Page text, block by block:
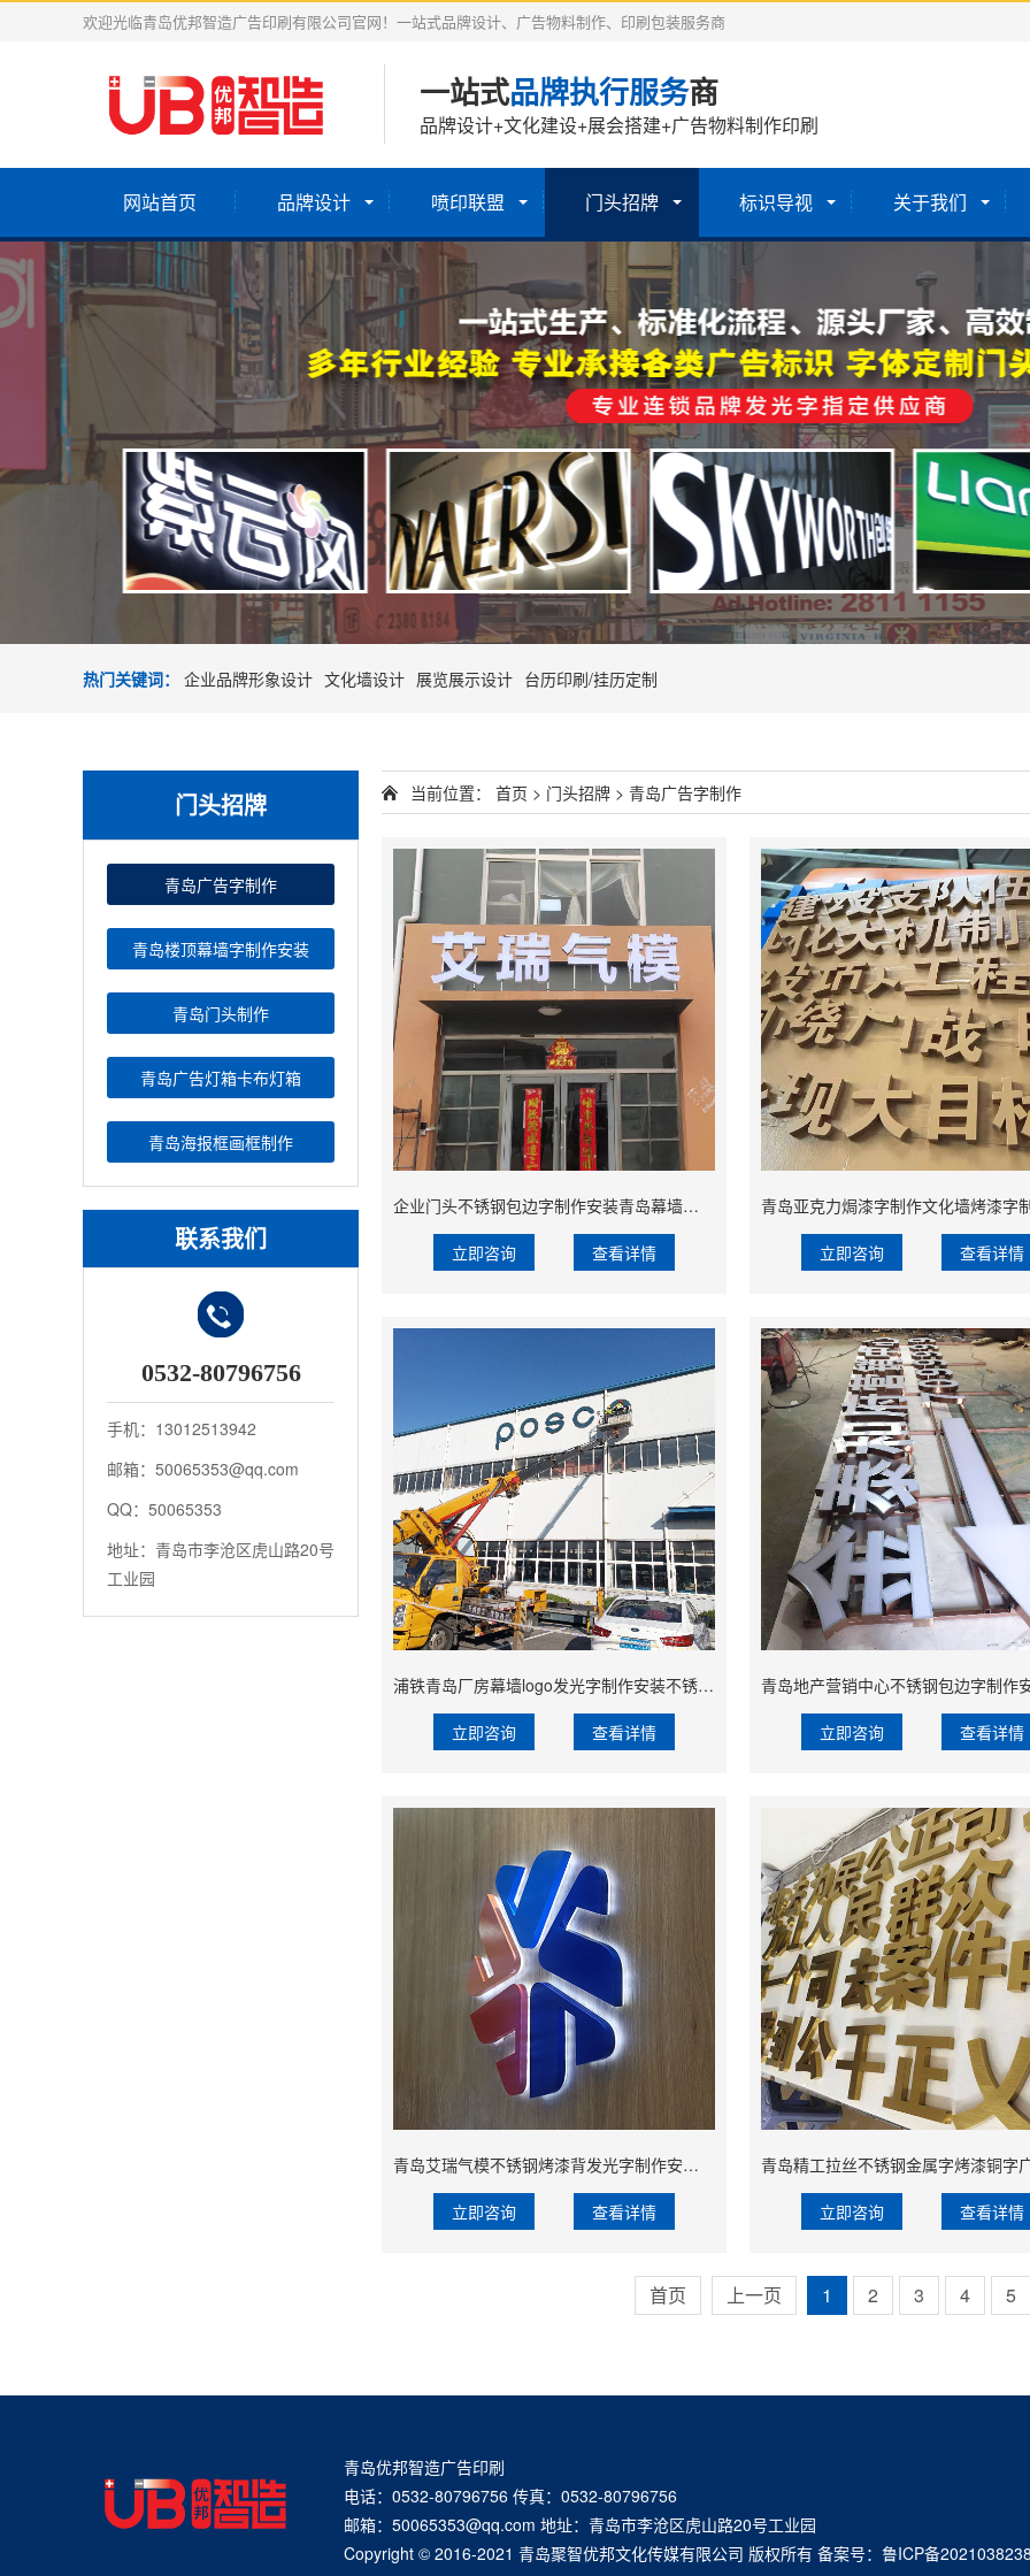
欢迎光临青岛优邦智造广告印刷有限公司官网！一站式品牌设计、广告物料制作、印刷包装服务商
一站式品牌执行服务商
品牌设计+文化建设+展会搭建+广告物料制作印刷
网站首页 品牌设计 喷印联盟 门头招牌 标识导视 关于我们
热门关键词： 企业品牌形象设计 文化墙设计 展览展示设计 台历印刷/挂历定制
门头招牌
青岛广告字制作
青岛楼顶幕墙字制作安装
青岛门头制作
青岛广告灯箱卡布灯箱
青岛海报框画框制作
联系我们
0532-80796756
手机：13012513942
邮箱：50065353@qq.com
QQ：50065353
地址：青岛市李沧区虎山路20号
工业园
当前位置： 首页 > 门头招牌 > 青岛广告字制作
企业门头不锈钢包边字制作安装青岛幕墙发光字制作安装
立即咨询 查看详情 立即咨询 查看详情
浦铁青岛厂房幕墙logo发光字制作安装不锈钢烤漆飞利浦发光边带
立即咨询 查看详情 立即咨询 查看详情
青岛艾瑞气模不锈钢烤漆背发光字制作安装形象墙logo制作
立即咨询 查看详情 立即咨询 查看详情
首页 上一页 1 2 3 4 5
青岛优邦智造广告印刷
电话：0532-80796756 传真：0532-80796756
邮箱：50065353@qq.com 地址：青岛市李沧区虎山路20号工业园
Copyright © 2016-2021 青岛聚智优邦文化传媒有限公司 版权所有 备案号： 鲁ICP备